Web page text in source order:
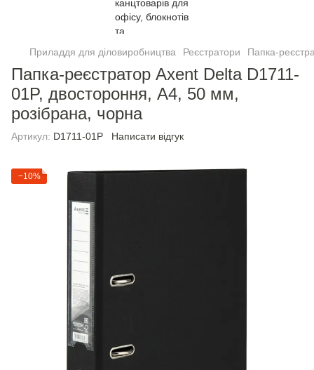
Приладдя для діловиробництва Реєстратори Папка-
Папка-реєстратор Axent Delta D1711-
01P, двостороння, A4, 50 мм,
розібрана, чорна
Артикул: D1711-01P Написати відгук
−10%